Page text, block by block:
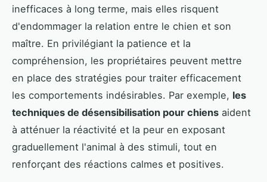
inefficaces à long terme, mais elles risquent
d'endommager la relation entre le chien et son
maître. En privilégiant la patience et la
compréhension, les propriétaires peuvent mettre
en place des stratégies pour traiter efficacement
les comportements indésirables. Par exemple, les
techniques de désensibilisation pour chiens aident
à atténuer la réactivité et la peur en exposant
graduellement l'animal à des stimuli, tout en
renforçant des réactions calmes et positives.